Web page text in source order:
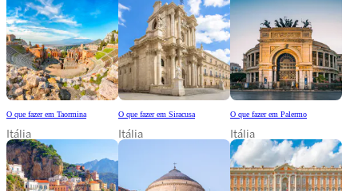
O que fazer em Taormina
Itália
O que fazer em Siracusa
Itália
O que fazer em Palermo
Itália